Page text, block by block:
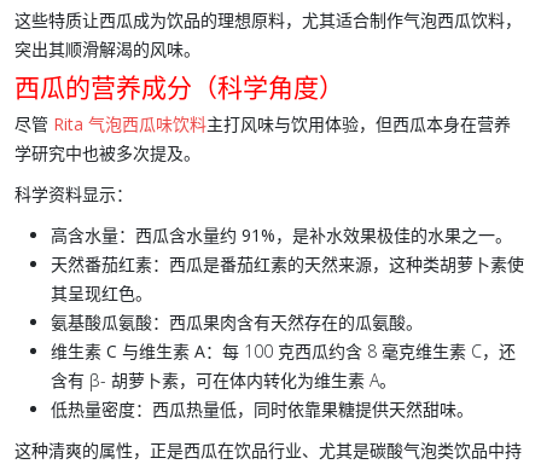
这些特质让西瓜成为饮品的理想原料，尤其适合制作气泡西瓜饮料，
突出其顺滑解渴的风味。
西瓜的营养成分（科学角度）
尽管 Rita 气泡西瓜味饮料主打风味与饮用体验，但西瓜本身在营养
学研究中也被多次提及。
科学资料显示：
高含水量：西瓜含水量约 91%，是补水效果极佳的水果之一。
天然番茄红素：西瓜是番茄红素的天然来源，这种类胡萝卜素使
其呈现红色。
氨基酸瓜氨酸：西瓜果肉含有天然存在的瓜氨酸。
维生素 C 与维生素 A：每 100 克西瓜约含 8 毫克维生素 C，还
含有 β- 胡萝卜素，可在体内转化为维生素 A。
低热量密度：西瓜热量低，同时依靠果糖提供天然甜味。
这种清爽的属性，正是西瓜在饮品行业、尤其是碳酸气泡类饮品中持